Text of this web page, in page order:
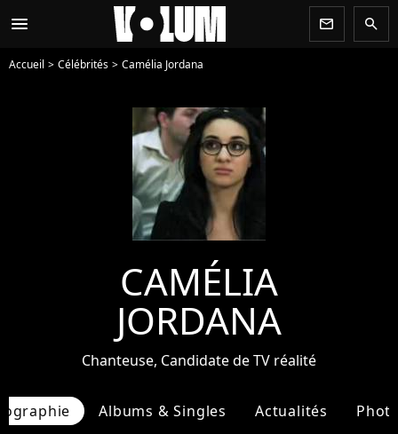
menu newsletter search
Accueil Célébrités Camélia Jordana
CAMÉLIA
JORDANA
Chanteuse, Candidate de TV réalité
Albums & Singles Actualités